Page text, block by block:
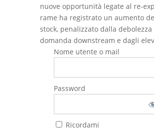
nuove opportunità legate al re-
rame ha registrato un aumento
stock, penalizzato dalla debolezza
domanda downstream e dagli
Nome utente o mail
Password
Ricordami